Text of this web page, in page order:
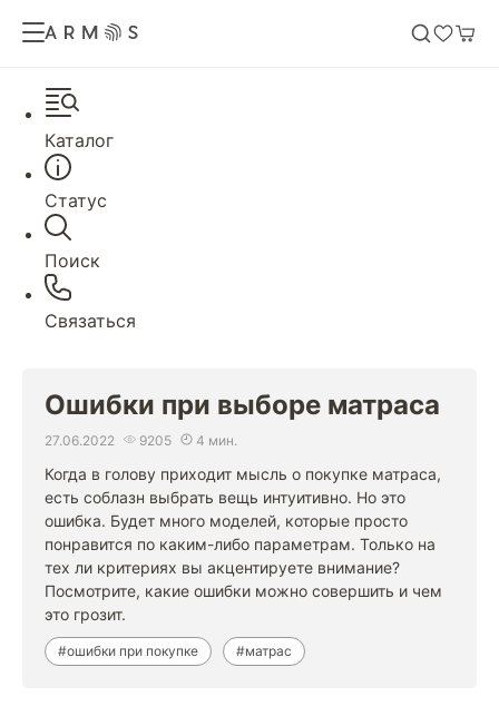
Каталог
Статус
Поиск
Связаться
Ошибки при выборе матраса
27.06.2022 9205 4 мин.
Когда в голову приходит мысль о покупке матраса,
есть соблазн выбрать вещь интуитивно. Но это
ошибка. Будет много моделей, которые просто
понравится по каким-либо параметрам. Только на
тех ли критериях вы акцентируете внимание?
Посмотрите, какие ошибки можно совершить и чем
это грозит.
#ошибки при покупке #матрас